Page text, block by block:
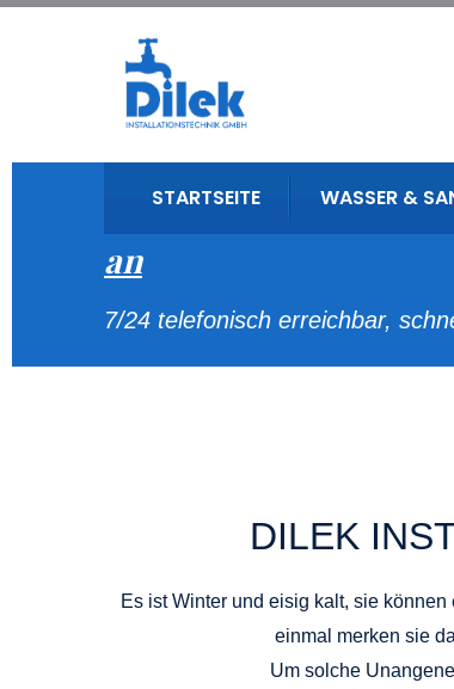
STARTSEITE WASSER &
Sie brauchen einen
an
7/24 telefonisch erreichbar,
DILEK
Es ist Winter und eisig kalt, sie
einmal merken sie
Um solche